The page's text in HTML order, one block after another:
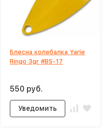
Блесна колебалка Yarie
Ringo 3gr #BS-17
550 руб.
Уведомить